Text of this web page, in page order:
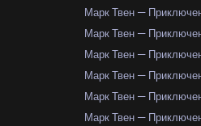
Марк Твен —
Марк Твен —
Марк Твен —
Марк Твен —
Марк Твен —
Марк Твен —